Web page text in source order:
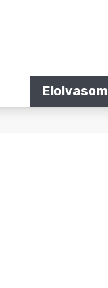
Elolvasom